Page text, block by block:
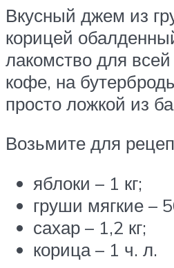
Вкусный джем из
корицей
лакомство для
кофе, на
просто ложкой из
Возьмите для
яблоки – 1 кг;
груши мягкие –
сахар – 1,2 кг;
корица – 1 ч. л.